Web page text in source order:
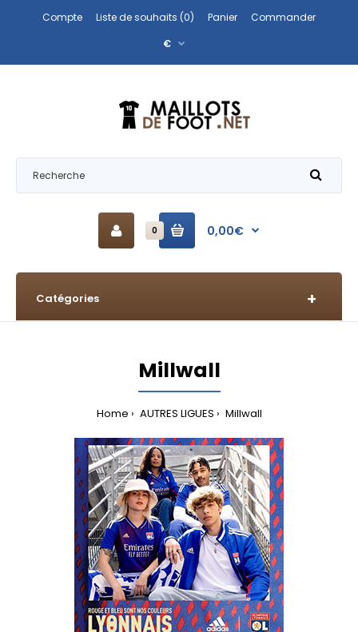
Compte Liste de souhaits (0) Panier
Commander
€
0 0,00€
Catégories
Millwall
Home AUTRES LIGUES Millwall